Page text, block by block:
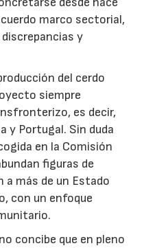
marco sectorial,
y
del cerdo
siempre
es decir,
y Portugal. Sin duda
en la Comisión
figuras de
a más de un Estado
con un enfoque
concibe que en pleno